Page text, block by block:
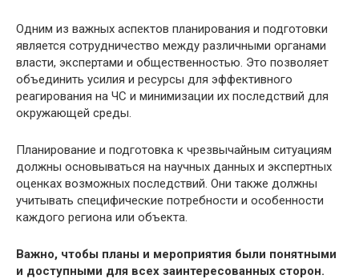
Одним из важных аспектов планирования и подготовки
является сотрудничество между различными органами
власти, экспертами и общественностью. Это позволяет
объединить усилия и ресурсы для эффективного
реагирования на ЧС и минимизации их последствий для
окружающей среды.
Планирование и подготовка к чрезвычайным ситуациям
должны основываться на научных данных и экспертных
оценках возможных последствий. Они также должны
учитывать специфические потребности и особенности
каждого региона или объекта.
Важно, чтобы планы и мероприятия были понятными
и доступными для всех заинтересованных сторон.